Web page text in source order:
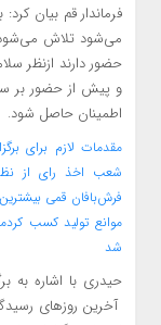
فرماندار قم بیان کرد:
می‌شود تلاش می‌شود
حضور دارند ازنظر
و پیش از حضور بر
اطمینان حاصل شود.
مقدمات لازم برای
شعب اخذ رای از
فرش‌بافان قمی
موانع تولید کسب کرد
شد
حیدری با اشاره به
آخرین روزهای